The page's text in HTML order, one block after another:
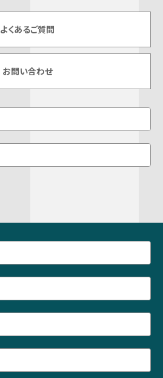
よくあるご質問
お問い合わせ